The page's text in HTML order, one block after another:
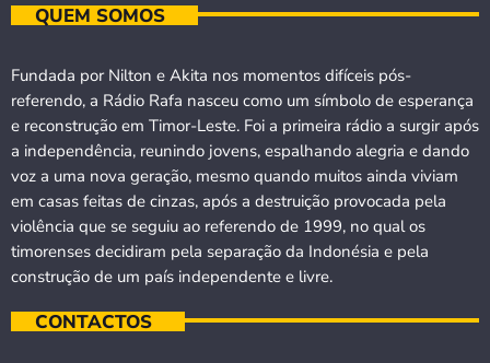
QUEM SOMOS
Fundada por Nilton e Akita nos momentos difíceis pós-
referendo, a Rádio Rafa nasceu como um símbolo de esperança
e reconstrução em Timor-Leste. Foi a primeira rádio a surgir após
a independência, reunindo jovens, espalhando alegria e dando
voz a uma nova geração, mesmo quando muitos ainda viviam
em casas feitas de cinzas, após a destruição provocada pela
violência que se seguiu ao referendo de 1999, no qual os
timorenses decidiram pela separação da Indonésia e pela
construção de um país independente e livre.
CONTACTOS